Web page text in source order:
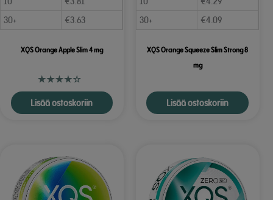
30+
€3.63
XQS Orange Apple Slim 4 mg
Lisää ostoskoriin
30+
€4.09
XQS Orange Squeeze Slim Strong 8
mg
Lisää ostoskoriin